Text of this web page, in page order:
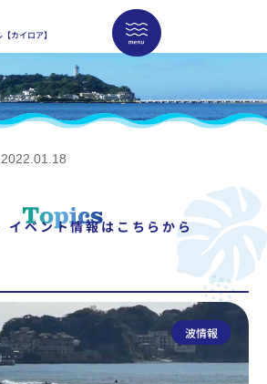
カイロア】
イベント情報はこちらから
波情報